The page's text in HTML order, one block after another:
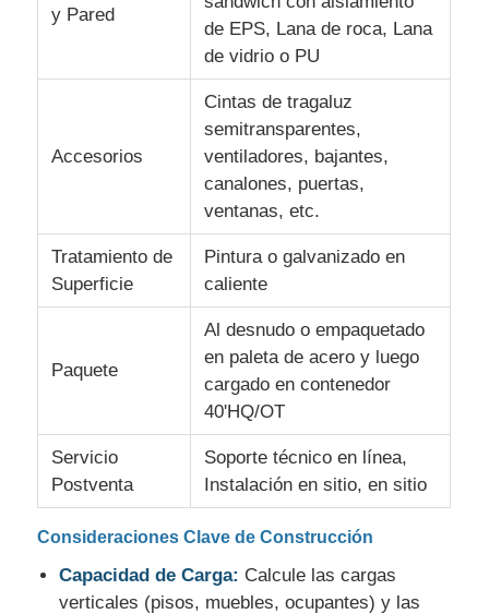
y Pared
de EPS, Lana de roca, Lana
de vidrio o PU
Accesorios
Cintas de tragaluz
semitransparentes,
ventiladores, bajantes,
canalones, puertas,
ventanas, etc.
Tratamiento de
Superficie
Pintura o galvanizado en
caliente
Paquete
Al desnudo o empaquetado
en paleta de acero y luego
cargado en contenedor
40'HQ/OT
Servicio
Postventa
Soporte técnico en línea,
Instalación en sitio, en sitio
Consideraciones Clave de Construcción
Capacidad de Carga: Calcule las cargas
verticales (pisos, muebles, ocupantes) y las